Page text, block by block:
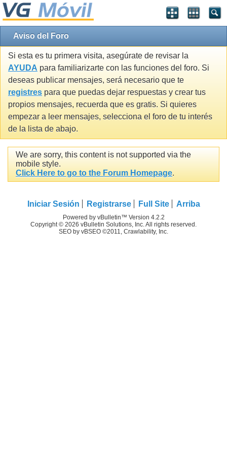
Aviso del Foro
Si esta es tu primera visita, asegúrate de revisar la
AYUDA para familiarizarte con las funciones del foro. Si
deseas publicar mensajes, será necesario que te
registres para que puedas dejar respuestas y crear tus
propios mensajes, recuerda que es gratis. Si quieres
empezar a leer mensajes, selecciona el foro de tu interés
de la lista de abajo.
We are sorry, this content is not supported via the
mobile style.
Click Here to go to the Forum Homepage.
Iniciar Sesión Registrarse Full Site Arriba
Powered by vBulletin™ Version 4.2.2
Copyright © 2026 vBulletin Solutions, Inc. All rights reserved.
SEO by vBSEO ©2011, Crawlability, Inc.